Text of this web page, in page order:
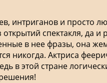
интриганов и просто
спектакля, да
в нее фразы, она
никогда. Актриса
этой стране